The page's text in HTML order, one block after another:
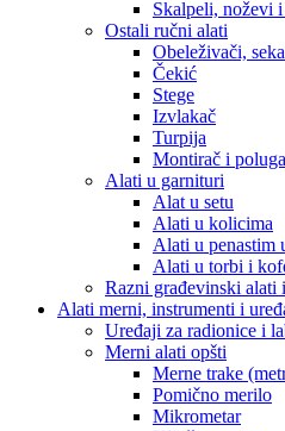
Skalpeli, noževi i
Ostali ručni alati
Obeleživači,
Čekić
Stege
Izvlakač
Turpija
Montirač i poluga
Alati u garnituri
Alat u setu
Alati u kolicima
Alati u penastim
Alati u torbi i
Razni građevinski alati
Alati merni, instrumenti i
Uređaji za radionice i
Merni alati opšti
Merne trake
Pomično merilo
Mikrometar